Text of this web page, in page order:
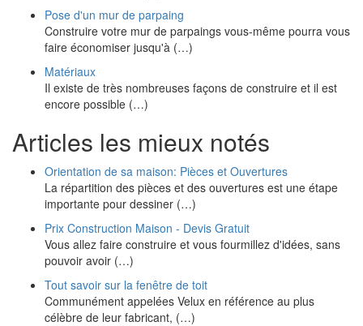
Pose d'un mur de parpaing
Construire votre mur de parpaings vous-même pourra vous
faire économiser jusqu'à (…)
Matériaux
Il existe de très nombreuses façons de construire et il est
encore possible (…)
Articles les mieux notés
Orientation de sa maison: Pièces et Ouvertures
La répartition des pièces et des ouvertures est une étape
importante pour dessiner (…)
Prix Construction Maison - Devis Gratuit
Vous allez faire construire et vous fourmillez d'idées, sans
pouvoir avoir (…)
Tout savoir sur la fenêtre de toit
Communément appelées Velux en référence au plus
célèbre de leur fabricant, (…)